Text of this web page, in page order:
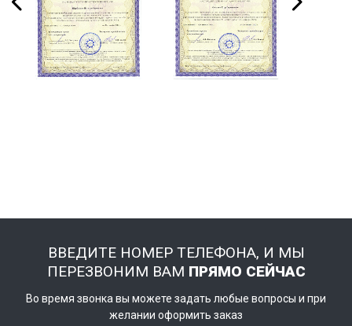
ВВЕДИТЕ НОМЕР ТЕЛЕФОНА, И МЫ
ПЕРЕЗВОНИМ ВАМ ПРЯМО СЕЙЧАС
Во время звонка вы можете задать любые вопросы и при
желании оформить заказ